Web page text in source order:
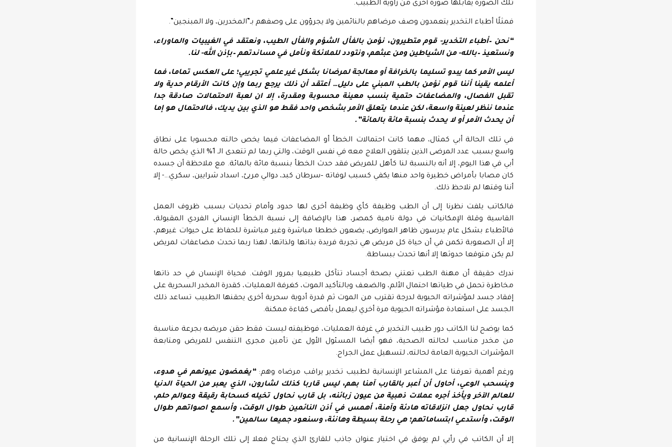
تلك الصورة يقابلها صورة أخرى من زاوية الطبيب.
فمثلًا أطباء التخدير يتعمدون وصف مرضاهم بالنائمين ولا يجرؤون على وصفهم بـ”المخدرين، ولا المبنجين”.
“نحن –أطباء التخدير- قوم متطيرون، نؤمن بالفأل الشؤم والفأل الطيب، ونعتقد في الغيبيات والماوراء،
ونستعيذ –بالله- من الشياطين ومن عبثهم، ونتودد للملائكة ونأمل في مساندتهم –بإذن الله- لنا.
ليس الأمر كما يبدو تسليما بالخرافة أو معالجة لمرضانا بشكل غير علمي تجريبي؛ على العكس تماما، فما
أعلمه يقينا أننا قوم نؤمن بالطب المبني على دليل… أعتقد أن ذلك يرجع ربما وإن كانت الأرقام حدية ولا
تقبل الفصال، والمضاعفات حتمية بنسب معينة محسوبة ومقدرة، إلا ان لعبة الاحتمالات صادقة جدا
عندما ننظر لعينة واسعة، لكن عندما يتعلق الأمر بشخص واحد فقط هو الذي بين يديك، فالاحتمال هو إما
أن يحدث الأمر أو لا يحدث بنسبة مائة بالمائة”.
في تلك الحالة أبي كمثال، مهما كانت احتمالات الخطأ أو المضاعفات فيما يخص حالته محسوبا على نطاق
واسع بسبب عدد المرضى الذين يتلقون العلاج معه في نفس الوقت، والتي ربما لم تتعدى الـ 1% الذي يخص حالة
أبي في هذا اليوم، إلا أنه بالنسبة لنا كأهل للمريض فقد حدث الخطأ بنسبة مائة بالمائة. مع ملاحظة أن جسده
كان مصابا بأمراض خطيرة واحد منها يكفي كسبب لوفاته –سرطان كبد، دوالي مريئ، اسداد شرايين، سكري…- إلا
أننا وقتها لم نلاحظ ذلك.
فالكاتب يلفت نظرنا إلى أن الطب وظيفة كأي وظيفة أخرى لها حدود وأمام تحديات بسبب ظروف العمل
القاسية وقلة الإمكانيات في دولة نامية كمصر، هذا بالإضافة إلى نسبة الخطأ الإنساني الفردي المقبولة،
فالأطباء بشكل عام يدرسون ظاهر العوارض، يضعون خططا مباشرة وغير مباشرة للحفاظ على حيوات غيرهم،
إلا أن الصعوبة تكمن في أن حياة كل مريض هي تجربة فريدة بذاتها ولذاتها، لهذا ربما تحدث مضاعفات لمريض
لم يكن متوقعا حدوثها إلا أنها تحدث ببساطة.
ندرك حقيقة أن مهنة الطب تعتني بصحة أجساد تتآكل طبيعيا بمرور الوقت. فحياة الإنسان في حد ذاتها
مخاطرة تحمل في طياتها احتمال الألم، والضعف وبالتأكيد الموت، كغرفة العمليات، كقدرة المخدر السحرية على
إفقاد جسد لمؤشراته الحيوية لدرجة تقترب من الموت ثم قدرة أدوية سحرية أخرى يحقنها الطبيب تساعد ذلك
الجسد على استعادة مؤشراته الحيوية مرة أخري ليعمل بأقصى كفاءة ممكنة.
كما يوضح لنا الكاتب دور طبيب التخدير في غرفة العمليات، فوظيفته ليست فقط حقن مريضه بجرعة مناسبة
من مخدر مناسب لحالته الصحية، فهو أيضا المسئول الأول عن تأمين مجرى التنفس للمريض ومتابعة
المؤشرات الحيوية العامة لحالته، لتسهيل عمل الجراح.
ورغم أهمية تعرفنا على المشاعر الإنسانية لطبيب تخدير يراقب مرضاه وهم:“يغمضون عيونهم في هدوء،
وينسحب الوعي، أحاول أن أعبر بالقارب آمنا بهم، ليس قاربا كذلك لشارون، الذي يعبر من الحياة الدنيا
للعالم الآخر ويأخذ أجره عملات ذهبية من عيون زبائنه، بل قارب نحاول تخيله كسحابة رقيقة وعوالم حلم،
قارب نحاول جعل انزلاقاته هادئة وآمنة، أهمس في أذن النائمين طوال الوقت، وأسمع اصواتهم طوال
الوقت، وأستدعي ابتساماتهم؛ هي رحلة بسيطة وهانئة، وسنعود جميعا سالمين”.
إلا أن الكاتب في رأيي لم يوفق في اختيار عنوان جاذب للقارئ الذي يحتاج فعلا إلى تلك الرحلة الإنسانية من